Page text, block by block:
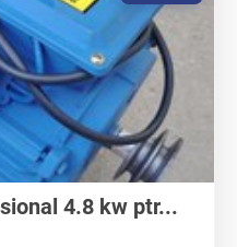
4.8 kw ptr...